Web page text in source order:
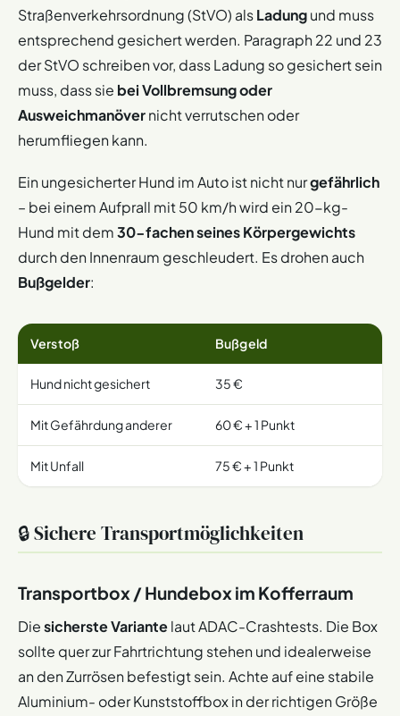
Straßenverkehrsordnung (StVO) alsLadungund muss
entsprechend gesichert werden. Paragraph 22 und 23
der StVO schreiben vor, dass Ladung so gesichert sein
muss, dass sie bei Vollbremsung oder
Ausweichmanövernicht verrutschen oder
herumfliegen kann.
Ein ungesicherter Hund im Auto ist nicht nurgefährlich
– bei einem Aufprall mit 50 km/h wird ein 20-kg-
Hund mit dem30-fachen seines Körpergewichts
durch den Innenraum geschleudert. Es drohen auch
Bußgelder:
Verstoß Bußgeld
Hund nicht gesichert 35 €
Mit Gefährdung anderer 60 € + 1 Punkt
Mit Unfall 75 € + 1 Punkt
🔒 Sichere Transportmöglichkeiten
Transportbox / Hundebox im Kofferraum
Diesicherste Variantelaut ADAC-Crashtests. Die Box
sollte quer zur Fahrtrichtung stehen und idealerweise
an den Zurrösen befestigt sein. Achte auf eine stabile
Aluminium- oder Kunststoffbox in der richtigen Größe